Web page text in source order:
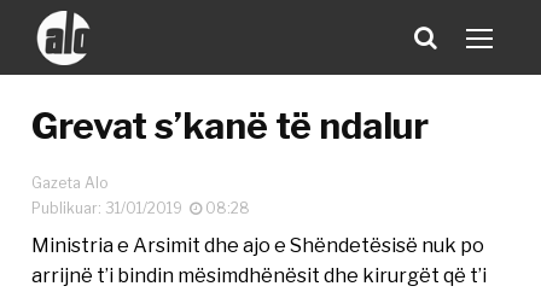
Grevat s’kanë të ndalur
Gazeta Alo
Publikuar: 31/01/2019
08:28
Ministria e Arsimit dhe ajo e Shëndetësisë nuk po
arrijnë t’i bindin mësimdhënësit dhe kirurgët që t’i